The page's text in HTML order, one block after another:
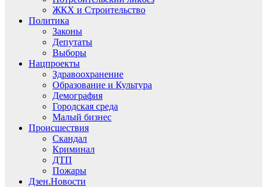
ЖКХ и Строительство
Политика
Законы
Депутаты
Выборы
Нацпроекты
Здравоохранение
Образование и Культура
Демография
Городская среда
Малый бизнес
Происшествия
Скандал
Криминал
ДТП
Пожары
Дзен.Новости